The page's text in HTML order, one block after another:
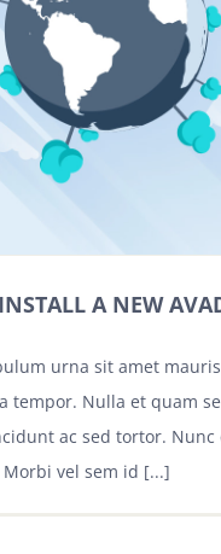
A NEW
urna sit amet
tempor. Nulla et quam
ac sed tortor. Nunc
vel sem id [...]